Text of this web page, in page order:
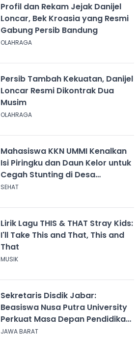
Profil dan Rekam Jejak Danijel
Loncar, Bek Kroasia yang Resmi
Gabung Persib Bandung
OLAHRAGA
Persib Tambah Kekuatan, Danijel
Loncar Resmi Dikontrak Dua
Musim
OLAHRAGA
Mahasiswa KKN UMMI Kenalkan
Isi Piringku dan Daun Kelor untuk
Cegah Stunting di Desa
Calingcing
SEHAT
Lirik Lagu THIS & THAT Stray Kids:
I'll Take This and That, This and
That
MUSIK
Sekretaris Disdik Jabar:
Beasiswa Nusa Putra University
Perkuat Masa Depan Pendidikan
Jawa Barat
JAWA BARAT